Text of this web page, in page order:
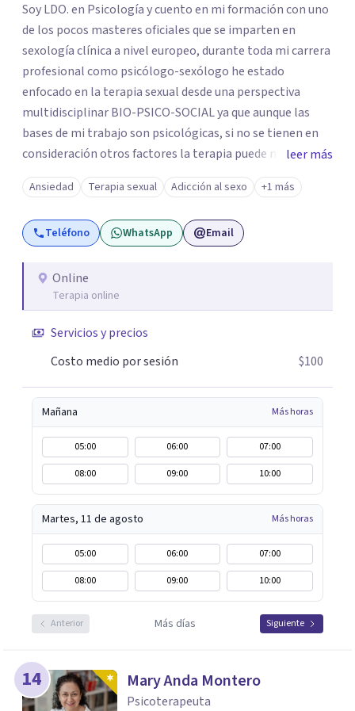
Soy LDO. en Psicología y cuento en mi formación con uno
de los pocos masteres oficiales que se imparten en
sexología clínica a nivel europeo, durante toda mi carrera
profesional como psicólogo-sexólogo he estado
enfocado en la terapia sexual desde una perspectiva
multidisciplinar BIO-PSICO-SOCIAL ya que aunque las
bases de mi trabajo son psicológicas, si no se tienen en
consideración otros factores la terapia puede no
funcionar al tener una visión demasiado simplista,
excluyendo de antemano otros factores que pueden
influir. Mi intención es ayudar para conseguir una mejora
global de tu sexualidad, considerando cada caso como
personal concreta. En especial mi ámbito de trabajo es la
disfunción eréctil, la eyaculación precoz y la falta de
es de enorme importancia tanto para el bienestar físico y
mental como a nivel personal para una buena
leer más
Ansiedad Terapia sexual Adicción al sexo +1 más
Teléfono WhatsApp Email
Online
Terapia online
Servicios y precios
Costo medio por sesión
$100
Mañana Más horas
05:00 06:00
07:00
08:00
09:00 10:00
Martes, 11 de agosto Más horas
05:00 06:00
07:00
08:00
09:00 10:00
Anterior Más días Siguiente
14 Mary Anda Montero
Psicoterapeuta